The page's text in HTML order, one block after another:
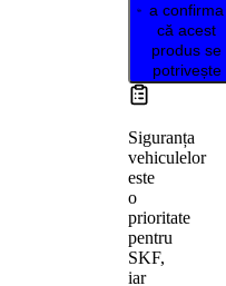
a confirma
că acest
produs se
potrivește
Siguranța
vehiculelor
este
o
prioritate
pentru
SKF,
iar